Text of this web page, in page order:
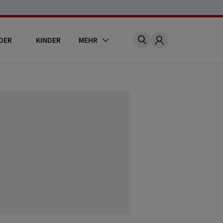
KINDER MEHR Account